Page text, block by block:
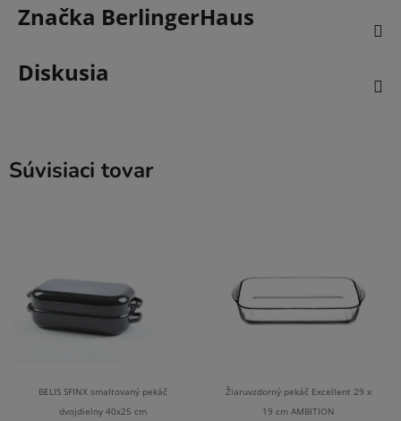
Značka BerlingerHaus
Diskusia
Súvisiaci tovar
BELIS SFINX smaltovaný pekáč
dvojdielny 40x25 cm
Žiaruvzdorný pekáč Excellent 29 x
19 cm AMBITION